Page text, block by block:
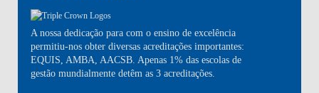
A nossa dedicação para com o ensino de excelência
permitiu-nos obter diversas acreditações importantes:
EQUIS, AMBA, AACSB. Apenas 1% das escolas de
gestão mundialmente detêm as 3 acreditações.